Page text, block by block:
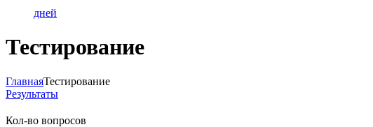
дней
Тестирование
ГлавнаяТестирование
Результаты
Кол-во вопросов